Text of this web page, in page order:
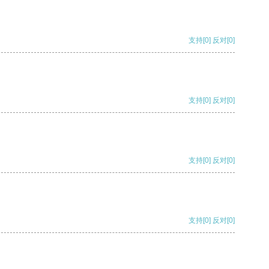
支持[0] 反对[0]
支持[0] 反对[0]
支持[0] 反对[0]
支持[0] 反对[0]